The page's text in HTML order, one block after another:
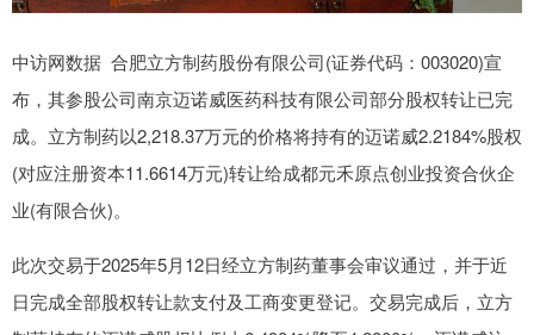
中访网数据 合肥立方制药股份有限公司(证券代码：003020)宣
布，其参股公司南京迈诺威医药科技有限公司部分股权转让已完
成。立方制药以2,218.37万元的价格将持有的迈诺威2.2184%股权
(对应注册资本11.6614万元)转让给成都元禾原点创业投资合伙企
业(有限合伙)。
此次交易于2025年5月12日经立方制药董事会审议通过，并于近
日完成全部股权转让款支付及工商变更登记。交易完成后，立方